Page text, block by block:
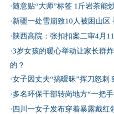
·随意贴“大师”标签 1斤岩茶能
·新疆一处雪崩致10人被困山区
·陕西高院：张扣扣案二审4月
·3岁女孩的暖心举动让家长群
的？
·女子因丈夫“搞暧昧”挥刀怒刺
·多名环保干部转岗地方“一把
· 四川一女子发布穿着暴露戴红